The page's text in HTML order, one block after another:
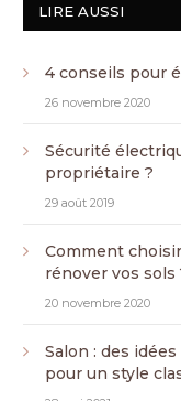
LIRE AUSSI
4 conseils pour
26 novembre 2020
Sécurité
propriétaire ?
29 août 2019
Comment
rénover vos sols
20 novembre 2020
Salon : des
pour un style